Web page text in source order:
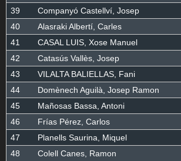
39
Companyó Castellví, Josep
40
Alasraki Albertí, Carles
41
CASAL LUIS, Xose Manuel
42
Catasús Vallès, Josep
43
VILALTA BALIELLAS, Fani
44
Domènech Aguilà, Josep Ramon
45
Mañosas Bassa, Antoni
46
Frías Pérez, Carlos
47
Planells Saurina, Miquel
48
Colell Canes, Ramon